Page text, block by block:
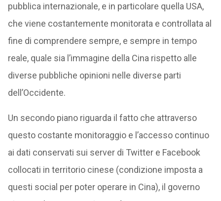
pubblica internazionale, e in particolare quella USA,
che viene costantemente monitorata e controllata al
fine di comprendere sempre, e sempre in tempo
reale, quale sia l’immagine della Cina rispetto alle
diverse pubbliche opinioni nelle diverse parti
dell’Occidente.
Un secondo piano riguarda il fatto che attraverso
questo costante monitoraggio e l’accesso continuo
ai dati conservati sui server di Twitter e Facebook
collocati in territorio cinese (condizione imposta a
questi social per poter operare in Cina), il governo